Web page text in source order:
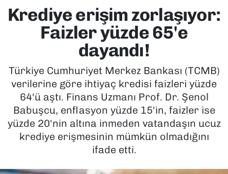
Krediye erişim zorlaşıyor:
Faizler yüzde 65'e
dayandı!
Türkiye Cumhuriyet Merkez Bankası (TCMB)
verilerine göre ihtiyaç kredisi faizleri yüzde
64'ü aştı. Finans Uzmanı Prof. Dr. Şenol
Babuşcu, enflasyon yüzde 15'in, faizler ise
yüzde 20'nin altına inmeden vatandaşın ucuz
krediye erişmesinin mümkün olmadığını
ifade etti.
EKONOMİ
KÜLTÜR SANAT
MAGAZİN
POLİTİKA
SAĞLIK
Tüm Manşetler
Son Dakika Haberleri
Haber Arşivi